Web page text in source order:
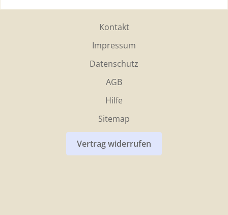
Kontakt
Impressum
Datenschutz
AGB
Hilfe
Sitemap
Vertrag widerrufen